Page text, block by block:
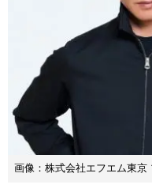
画像：株式会社エフエム東京